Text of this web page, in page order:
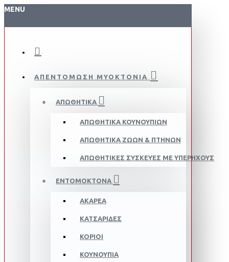
MENU
ΑΠΕΝΤΟΜΩΣΗ ΜΥΟΚΤΟΝΙΑ
ΑΠΩΘΗΤΙΚΆ
ΑΠΩΘΗΤΙΚΆ ΚΟΥΝΟΥΠΙΏΝ
ΑΠΩΘΗΤΙΚΆ ΖΏΩΝ & ΠΤΗΝΏΝ
ΑΠΩΘΗΤΙΚΈΣ ΣΥΣΚΕΥΈΣ ΜΕ ΥΠΈΡΗΧΟΥΣ
ΕΝΤΟΜΟΚΤΌΝΑ
ΑΚΆΡΕΑ
ΚΑΤΣΑΡΊΔΕΣ
ΚΟΡΙΟΊ
ΚΟΥΝΟΎΠΙΑ